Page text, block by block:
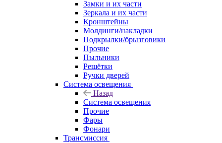
Замки и их части
Зеркала и их части
Кронштейны
Молдинги/накладки
Подкрылки/брызговики
Прочие
Пыльники
Решётки
Ручки дверей
Система освещения
Назад
Система освещения
Прочие
Фары
Фонари
Трансмиссия